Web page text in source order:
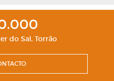
do Sal, Torrão